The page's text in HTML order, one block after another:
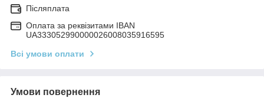
Післяплата
Оплата за реквізитами IBAN
UA333052990000026008035916595
Всі умови оплати
Умови повернення